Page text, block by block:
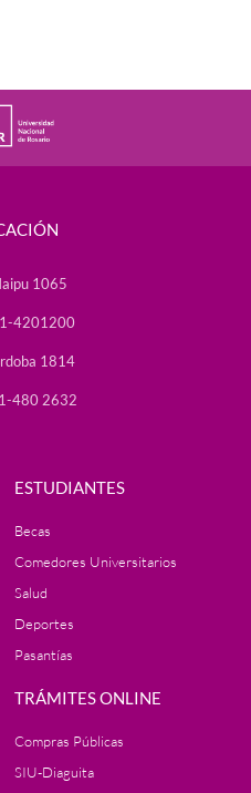
1065
4201200
1814
480 2632
ESTUDIANTES
Becas
Comedores Universitarios
Salud
Deportes
Pasantías
TRÁMITES ONLINE
Compras Públicas
SIU-Diaguita